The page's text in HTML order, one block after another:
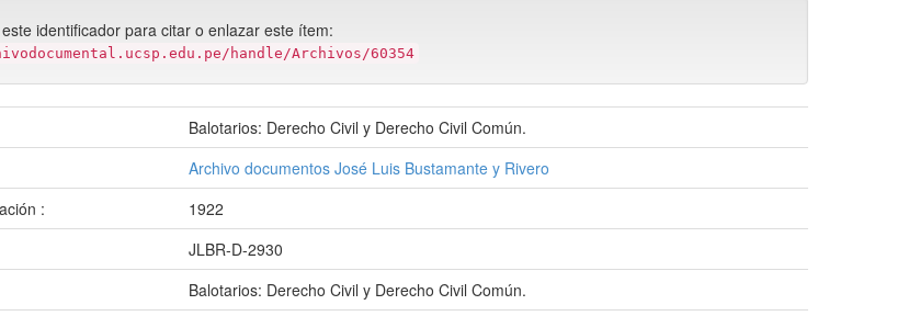
identificador para citar o enlazar este ítem:
handle/Archivos/60354
Balotarios: Derecho Civil y Derecho Civil Común.
Archivo documentos José Luis Bustamante y Rivero
:
1922
JLBR-D-2930
Balotarios: Derecho Civil y Derecho Civil Común.